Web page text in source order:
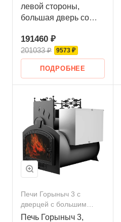
левой стороны,
большая дверь со
191460 ₽
201033 ₽ 9573 ₽
ПОДРОБНЕЕ
Печи Горыныч 3 с
дверцей с большим
стеклом
Печь Горыныч 3,